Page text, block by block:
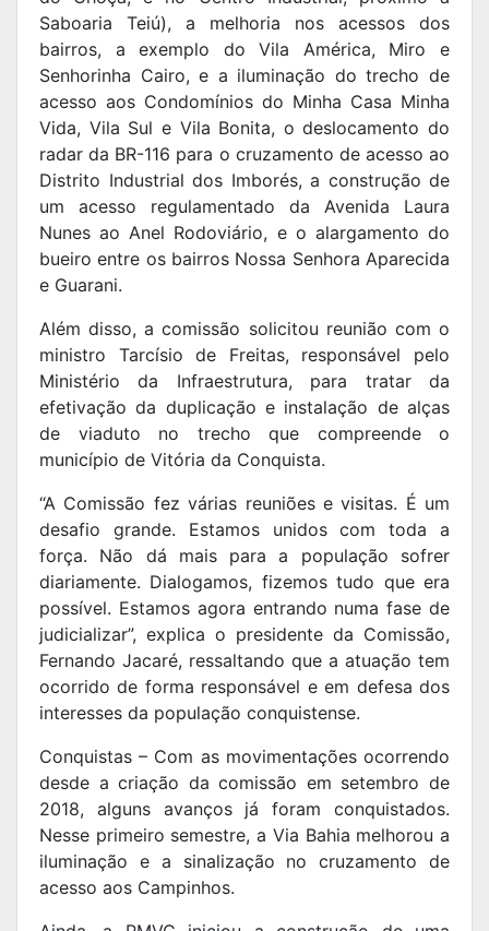
Saboaria Teiú), a melhoria nos acessos dos
bairros, a exemplo do Vila América, Miro e
Senhorinha Cairo, e a iluminação do trecho de
acesso aos Condomínios do Minha Casa Minha
Vida, Vila Sul e Vila Bonita, o deslocamento do
radar da BR-116 para o cruzamento de acesso ao
Distrito Industrial dos Imborés, a construção de
um acesso regulamentado da Avenida Laura
Nunes ao Anel Rodoviário, e o alargamento do
bueiro entre os bairros Nossa Senhora Aparecida
e Guarani.
Além disso, a comissão solicitou reunião com o
ministro Tarcísio de Freitas, responsável pelo
Ministério da Infraestrutura, para tratar da
efetivação da duplicação e instalação de alças
de viaduto no trecho que compreende o
município de Vitória da Conquista.
“A Comissão fez várias reuniões e visitas. É um
desafio grande. Estamos unidos com toda a
força. Não dá mais para a população sofrer
diariamente. Dialogamos, fizemos tudo que era
possível. Estamos agora entrando numa fase de
judicializar”, explica o presidente da Comissão,
Fernando Jacaré, ressaltando que a atuação tem
ocorrido de forma responsável e em defesa dos
interesses da população conquistense.
Conquistas – Com as movimentações ocorrendo
desde a criação da comissão em setembro de
2018, alguns avanços já foram conquistados.
Nesse primeiro semestre, a Via Bahia melhorou a
iluminação e a sinalização no cruzamento de
acesso aos Campinhos.